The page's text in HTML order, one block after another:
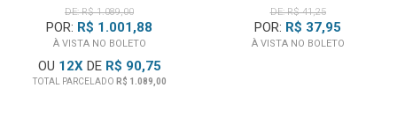
DE: R$ 1.089,00
POR: R$ 1.001,88
À VISTA NO BOLETO
OU 12XDE R$ 90,75
TOTAL PARCELADO R$ 1.089,00
DE: R$ 41,25
POR: R$ 37,95
À VISTA NO BOLETO